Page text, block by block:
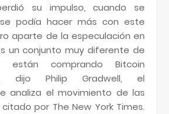
su impulso, cuando se
podía hacer más con este
aparte de la especulación en
un conjunto muy diferente de
están comprando Bitcoin
dijo Philip Gradwell, el
analiza el movimiento de las
por The New York Times.